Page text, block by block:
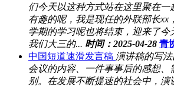
们今天以这种方式站在这里聚在一
有趣的呢，我是现任的外联部长xx
学期的学习呢也将结束，迎来了今
我们大三的... 时间：2025-04-28 青
中国短道速滑发言稿 演讲稿的写
会议的内容、一件事事后的感想、
别。在发展不断提速的社会中，演